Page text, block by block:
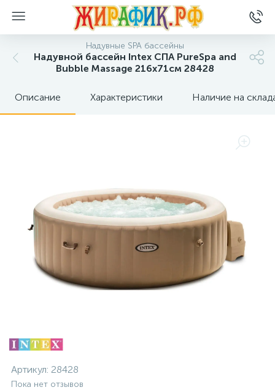
Надувные SPA бассейны
Надувной бассейн Intex СПА PureSpa and
Bubble Massage 216x71см 28428
Описание Характеристики Наличие на
Артикул: 28428
Пока нет отзывов